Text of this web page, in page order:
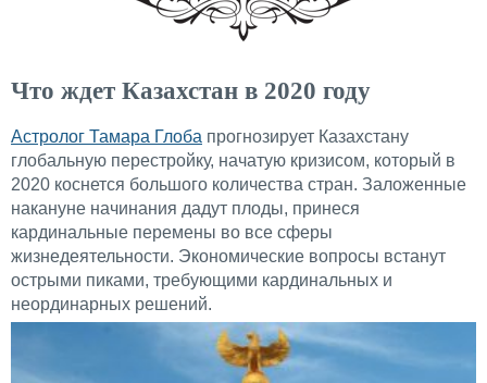
Что ждет Казахстан в 2020 году
Астролог Тамара Глоба прогнозирует Казахстану
глобальную перестройку, начатую кризисом, который в
2020 коснется большого количества стран. Заложенные
накануне начинания дадут плоды, принеся
кардинальные перемены во все сферы
жизнедеятельности. Экономические вопросы встанут
острыми пиками, требующими кардинальных и
неординарных решений.